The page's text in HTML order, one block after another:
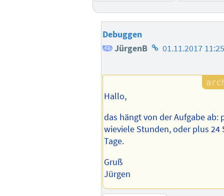
Debuggen
JürgenB Homepage
Autors
01.11.2017
Hallo,
das hängt von der Aufgabe ab:
wieviele Stunden, oder plus 24
Tage.
Gruß
Jürgen